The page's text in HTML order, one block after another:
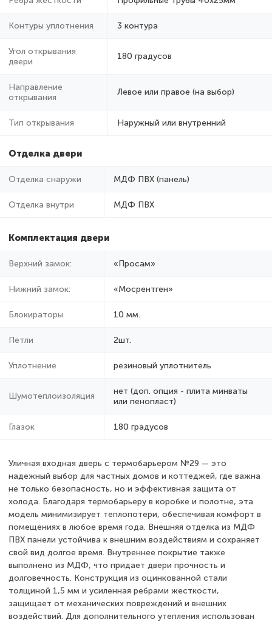
Контуры уплотнения 3 контура
Угол открывания
двери
180 градусов
Направление
открывания
Левое или правое (на выбор)
Тип открывания Наружный или внутренний
Отделка двери
Отделка снаружи МДФ ПВХ (панель)
Отделка внутри МДФ ПВХ
Комплектация двери
Верхний замок: «Просам»
Нижний замок: «Мосрентген»
Блокираторы 10 мм.
Петли 2шт.
Уплотнение резиновый уплотнитель
Шумотеплоизоляция
нет (доп. опция - плита минваты
или пенопласт)
Глазок 180 градусов
Уличная входная дверь с термобарьером №29 — это
надежный выбор для частных домов и коттеджей, где важна
не только безопасность, но и эффективная защита от
холода. Благодаря термобарьеру в коробке и полотне, эта
модель минимизирует теплопотери, обеспечивая комфорт в
помещениях в любое время года. Внешняя отделка из МДФ
ПВХ панели устойчива к внешним воздействиям и сохраняет
свой вид долгое время. Внутреннее покрытие также
выполнено из МДФ, что придает двери прочность и
долговечность. Конструкция из оцинкованной стали
толщиной 1,5 мм и усиленная ребрами жесткости,
защищает от механических повреждений и внешних
воздействий. Для дополнительного утепления использован